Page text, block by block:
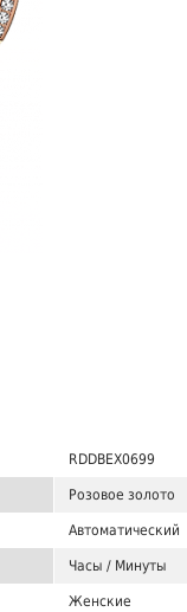
RDDBEX0699
Розовое золото
Автоматический
Часы / Минуты
Женские